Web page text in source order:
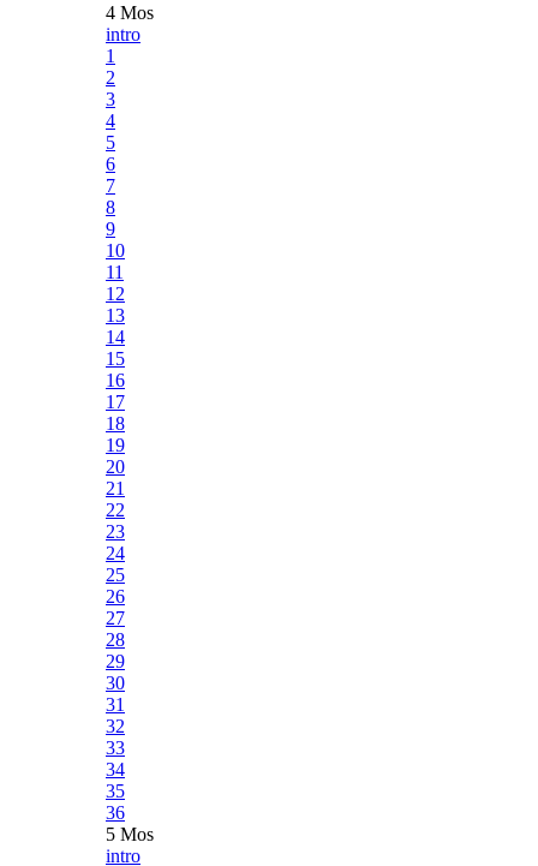
4 Mos
intro
1
2
3
4
5
6
7
8
9
10
11
12
13
14
15
16
17
18
19
20
21
22
23
24
25
26
27
28
29
30
31
32
33
34
35
36
5 Mos
intro